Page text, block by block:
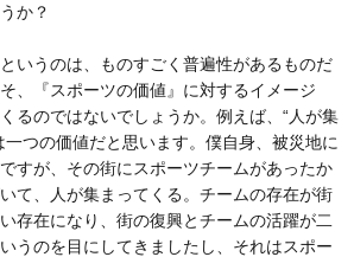
か？
いうのは、ものすごく普遍性があるものだ
、『スポーツの価値』に対するイメージ
るのではないでしょうか。例えば、“人が集
一つの価値だと思います。僕自身、被災地に
すが、その街にスポーツチームがあったか
て、人が集まってくる。チームの存在が街
存在になり、街の復興とチームの活躍が二
うのを目にしてきましたし、それはスポー